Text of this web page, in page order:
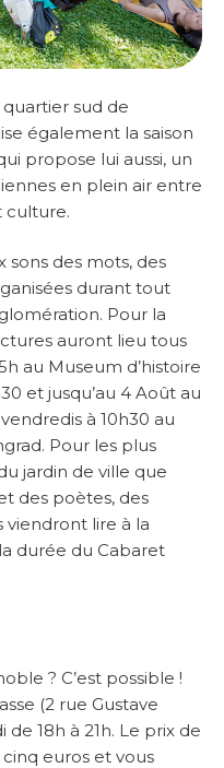
sud de
également la saison
propose lui aussi, un
en plein air entre
culture.
sons des mots, des
durant tout
Pour la
auront lieu tous
au Museum d’histoire
et jusqu’au 4 Août au
à 10h30 au
Pour les plus
jardin de ville que
des poètes, des
lire à la
durée du Cabaret
? C’est possible !
(2 rue Gustave
18h à 21h. Le prix de
euros et vous